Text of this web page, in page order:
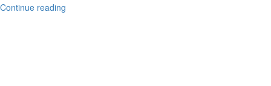
Continue reading